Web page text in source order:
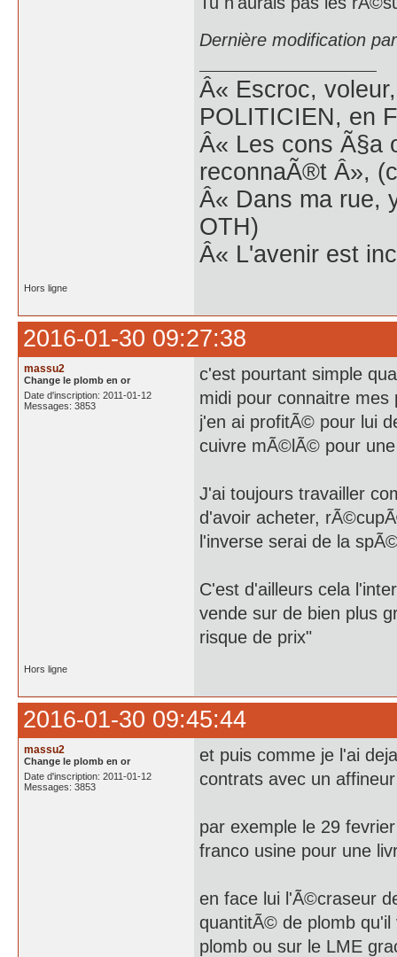
Dernière modification
Â« Escroc,
POLITICIEN, en
Â« Les cons Ã§a
reconnaÃ®t Â»,
Â« Dans ma rue,
OTH)
Â« L'avenir est
Hors ligne
2016-01-30 09:27:38
massu2
Change le plomb en or
Date d'inscription: 2011-01-12
Messages: 3853
c'est pourtant simple
midi pour connaitre mes
j'en ai profitÃ© pour lui
cuivre mÃ©lÃ© pour
J'ai toujours travailler
d'avoir acheter,
l'inverse serai de la
C'est d'ailleurs cela
vende sur de bien plus
risque de prix"
Hors ligne
2016-01-30 09:45:44
massu2
Change le plomb en or
Date d'inscription: 2011-01-12
Messages: 3853
et puis comme je l'ai
contrats avec un
par exemple le 29
franco usine pour une
en face lui l'Ã©craseur
quantitÃ© de plomb
plomb ou sur le LME